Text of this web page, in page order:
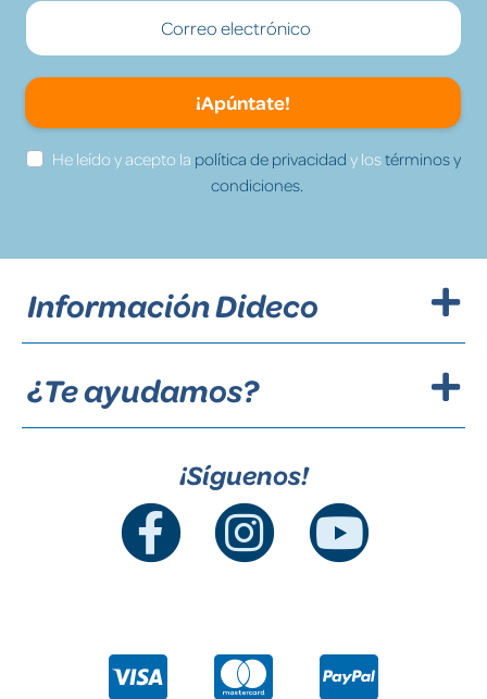
¡Apúntate!
He leído y acepto la política de privacidad y lostérminos y
condiciones.
Información Dideco
¿Te ayudamos?
¡Síguenos!